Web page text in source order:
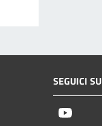
SEGUICI SU